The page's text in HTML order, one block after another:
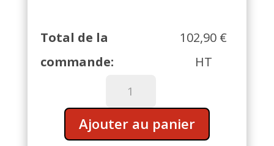
Total de la
commande:
102,90 €
HT
Croix
d'ancrage
n°4
Ajouter au panier
A